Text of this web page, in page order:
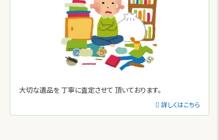
大切な遺品を 丁寧に査定させて 頂いております。
詳しくはこちら